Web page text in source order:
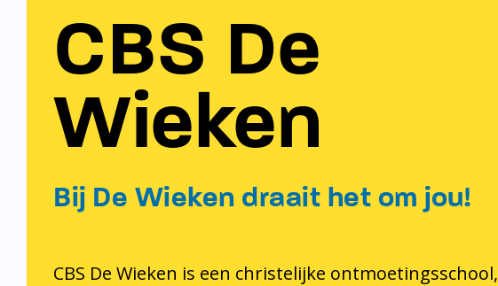
CBS De
Wieken
Bij De Wieken draait het om jou!
CBS De Wieken is een christelijke ontmoetingsschool,